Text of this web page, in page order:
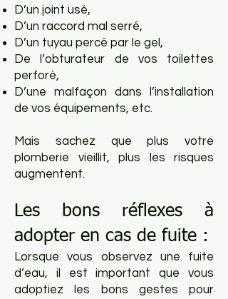
D’un joint usé,
D’un raccord mal serré,
D’un tuyau percé par le gel,
De l’obturateur de vos toilettes
perforé,
D’une malfaçon dans l’installation
de vos équipements, etc.
Mais sachez que plus votre
plomberie vieillit, plus les risques
augmentent.
Les bons réflexes à
adopter en cas de fuite :
Lorsque vous observez une fuite
d’eau, il est important que vous
adoptiez les bons gestes pour